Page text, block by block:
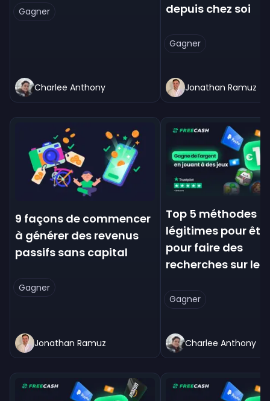
Gagner
Charlee Anthony
depuis chez soi
Gagner
Jonathan Ramuz
9 façons de commencer
à générer des revenus
passifs sans capital
Gagner
Jonathan Ramuz
Top 5 méthodes
légitimes pour
pour faire des
recherches sur le
Gagner
Charlee Anthony